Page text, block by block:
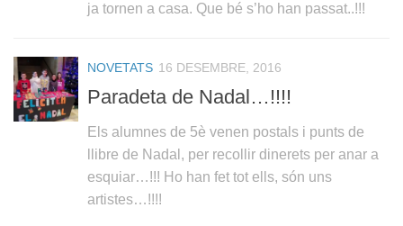
ja tornen a casa. Que bé s’ho han passat..!!!
NOVETATS 16 DESEMBRE, 2016
Paradeta de Nadal…!!!!
Els alumnes de 5è venen postals i punts de
llibre de Nadal, per recollir dinerets per anar a
esquiar…!!! Ho han fet tot ells, són uns
artistes…!!!!